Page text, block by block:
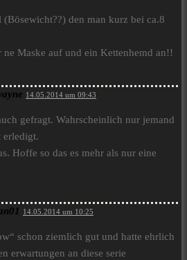
den man kurz bei ca.8
ne Maske auf und ein Kettenhemd an!!
14.05.2014 um 09:43
gefragt. Wahrscheinlich nur jemand
erledigt.
Hoffe so das es mehr als nur eine
14.05.2014 um 10:25
schon ziemlich gut und hatte ehrlich
erwartungen an diese serie